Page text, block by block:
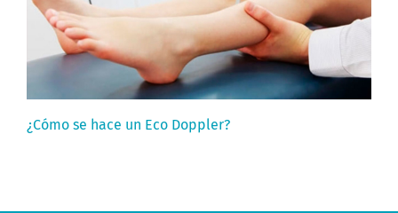
¿Cómo se hace un Eco Doppler?